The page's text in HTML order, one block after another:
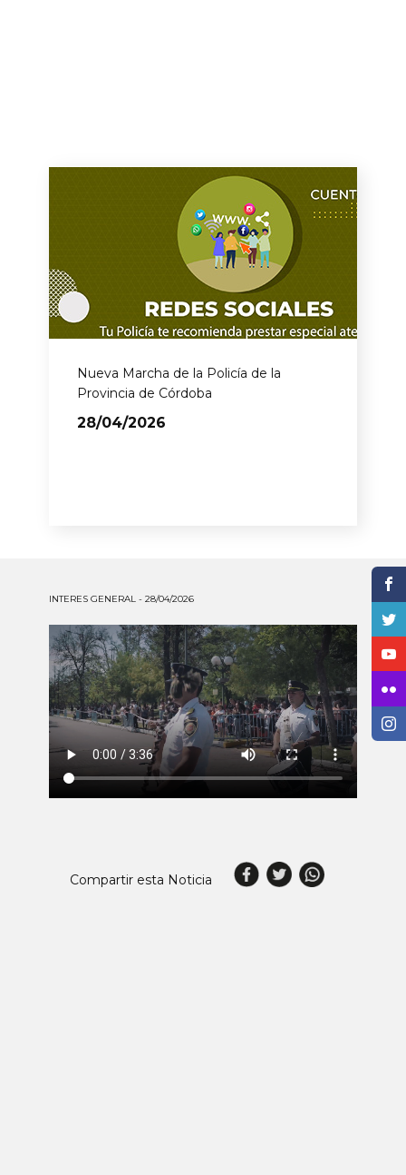
Nueva Marcha de la Policía de la
Provincia de Córdoba
28/04/2026
INTERES GENERAL - 28/04/2026
Compartir esta Noticia